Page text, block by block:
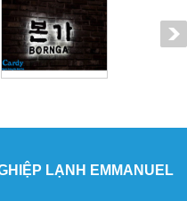
LẠNH EMMANUEL